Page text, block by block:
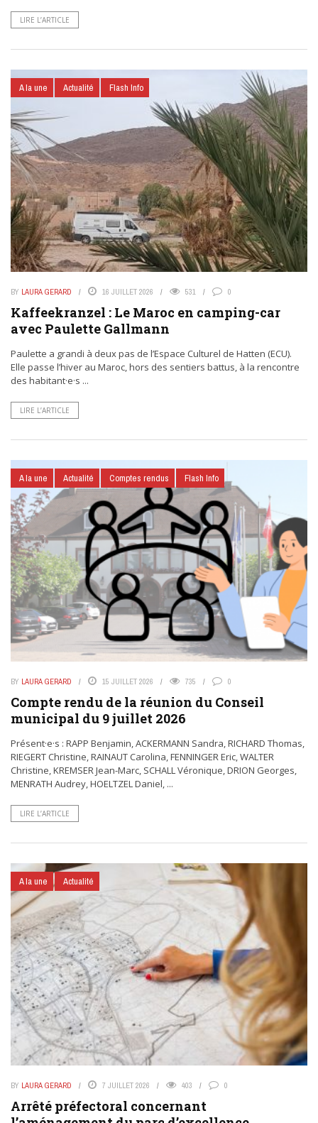
LIRE L’ARTICLE
A la une Actualité Flash Info
BY LAURA GERARD 16 JUILLET 2026 531 0
Kaffeekranzel : Le Maroc en camping-car
avec Paulette Gallmann
Paulette a grandi à deux pas de l’Espace Culturel de Hatten (ECU).
Elle passe l’hiver au Maroc, hors des sentiers battus, à la rencontre
des habitant·e·s ...
LIRE L’ARTICLE
A la une Actualité Comptes rendus Flash Info
BY LAURA GERARD 15 JUILLET 2026 735 0
Compte rendu de la réunion du Conseil
municipal du 9 juillet 2026
Présent·e·s : RAPP Benjamin, ACKERMANN Sandra, RICHARD Thomas,
RIEGERT Christine, RAINAUT Carolina, FENNINGER Eric, WALTER
Christine, KREMSER Jean-Marc, SCHALL Véronique, DRION Georges,
MENRATH Audrey, HOELTZEL Daniel, ...
LIRE L’ARTICLE
A la une Actualité
BY LAURA GERARD 7 JUILLET 2026 403 0
Arrêté préfectoral concernant